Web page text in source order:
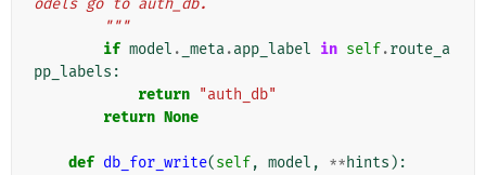
odels go to auth_db.
        """
if model . _meta.app_label in self.route_a
pp_labels :
return "auth_db"
return None
def db_for_write(self, model , **hints ):